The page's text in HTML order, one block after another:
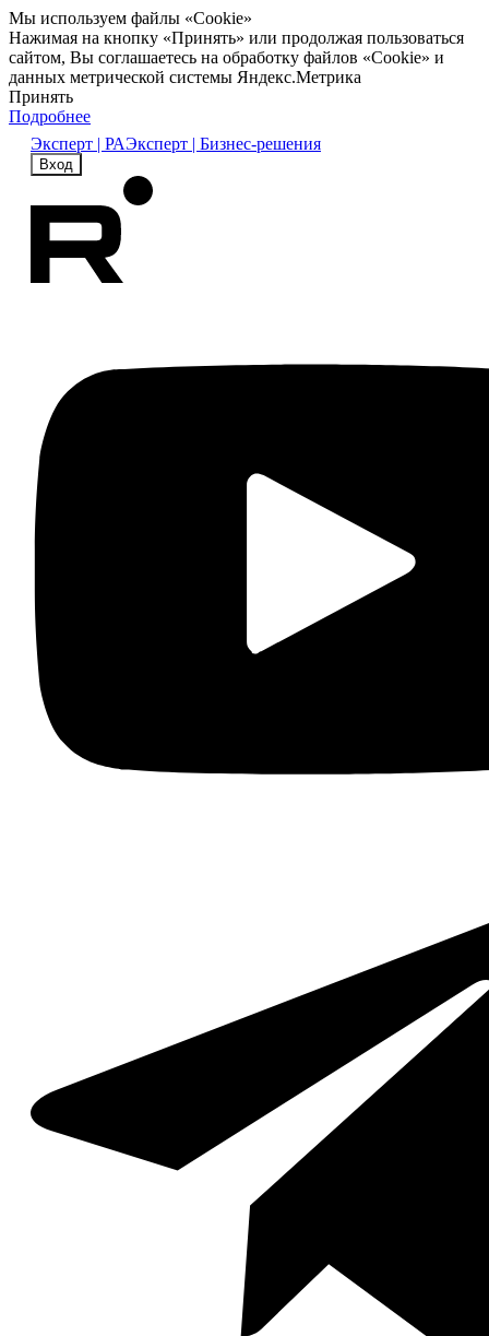
Мы используем файлы «Cookie»
Нажимая на кнопку «Принять» или продолжая пользоваться
сайтом, Вы соглашаетесь на обработку файлов «Cookie» и
данных метрической системы Яндекс.Метрика
Принять
Подробнее
Эксперт | РАЭксперт | Бизнес-решения
Вход